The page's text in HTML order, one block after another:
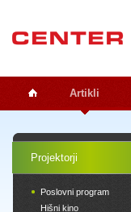
Artikli
Projektorji
Poslovni program
Hišni kino